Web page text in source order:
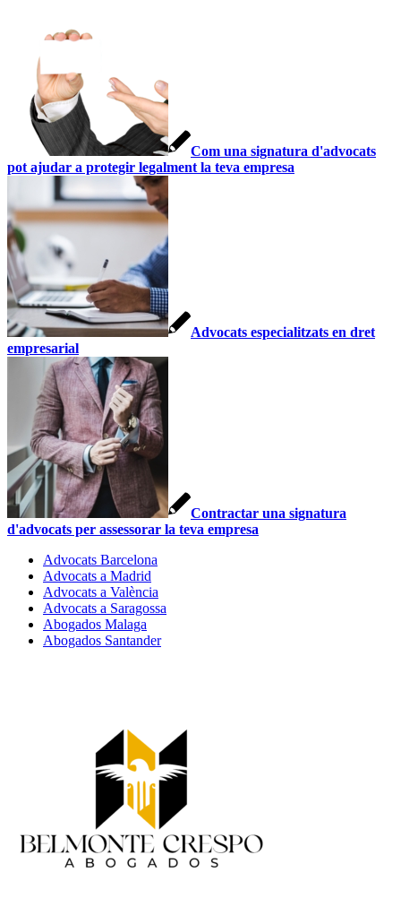
Com una signatura d'advocats
pot ajudar a protegir legalment la teva empresa
Advocats especialitzats en dret
empresarial
Contractar una signatura
d'advocats per assessorar la teva empresa
Advocats Barcelona
Advocats a Madrid
Advocats a València
Advocats a Saragossa
Abogados Malaga
Abogados Santander